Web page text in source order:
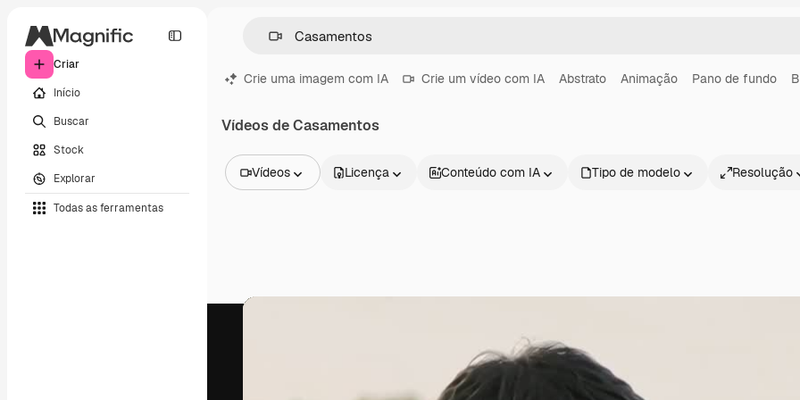
Criar
Início
Buscar
Stock
Explorar
Todas as ferramentas
Crie uma imagem com IA Crie um vídeo com IA Abstrato Animação Pano de fundo
Vídeos de Casamentos
Vídeos
Vídeos
Licença Conteúdo com IA Tipo de modelo Resolução
Produtos